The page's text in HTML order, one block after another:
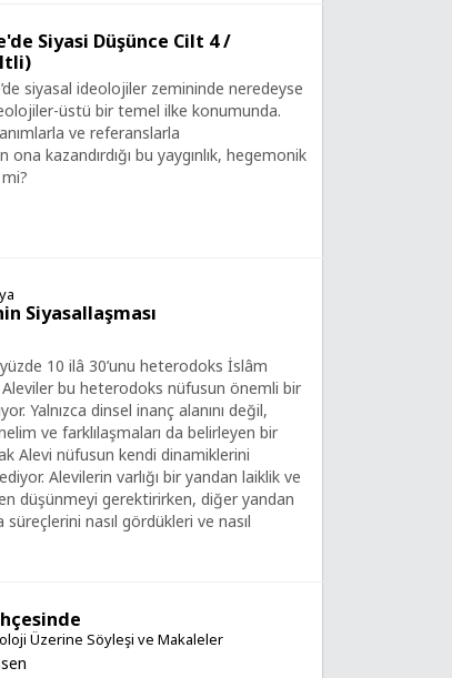
Siyasi Düşünce Cilt 4 /
siyasal ideolojiler zemininde neredeyse
üstü bir temel ilke konumunda.
ve referanslarla
kazandırdığı bu yaygınlık, hegemonik
Siyasallaşması
10 ilâ 30’unu heterodoks İslâm
Aleviler bu heterodoks nüfusun önemli bir
Yalnızca dinsel inanç alanını değil,
ve farklılaşmaları da belirleyen bir
Alevi nüfusun kendi dinamiklerini
Alevilerin varlığı bir yandan laiklik ve
düşünmeyi gerektirirken, diğer yandan
nasıl gördükleri ve nasıl
Üzerine Söyleşi ve Makaleler